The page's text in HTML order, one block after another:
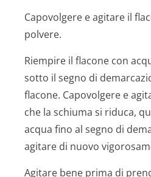
Capovolgere e agitare il
polvere.
Riempire il flacone con
sotto il segno di
flacone. Capovolgere e
che la schiuma si riduca,
acqua fino al segno di
agitare di nuovo
Agitare bene prima di